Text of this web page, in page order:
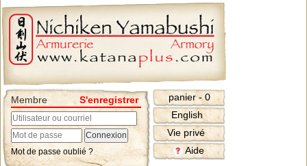
Membre S'enregistrer
Mot de passe oublié ?
panier - 0
English
Vie privé
Aide